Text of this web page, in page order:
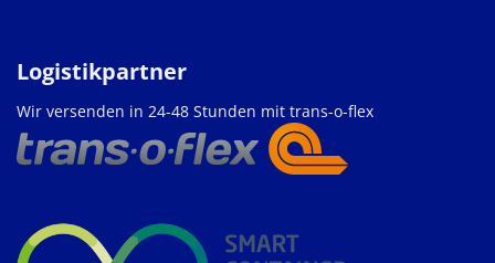
Logistikpartner
Wir versenden in 24-48 Stunden mit trans-o-flex